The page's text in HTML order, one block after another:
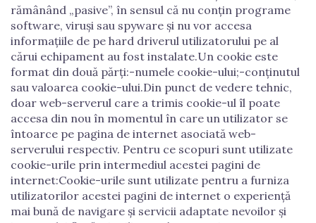
rămânând „pasive”, în sensul că nu conțin programe
software, viruși sau spyware și nu vor accesa
informațiile de pe hard driverul utilizatorului pe al
cărui echipament au fost instalate.Un cookie este
format din două părți:-numele cookie-ului;-conținutul
sau valoarea cookie-ului.Din punct de vedere tehnic,
doar web-serverul care a trimis cookie-ul îl poate
accesa din nou în momentul în care un utilizator se
întoarce pe pagina de internet asociată web-
serverului respectiv. Pentru ce scopuri sunt utilizate
cookie-urile prin intermediul acestei pagini de
internet:Cookie-urile sunt utilizate pentru a furniza
utilizatorilor acestei pagini de internet o experiență
mai bună de navigare și servicii adaptate nevoilor și